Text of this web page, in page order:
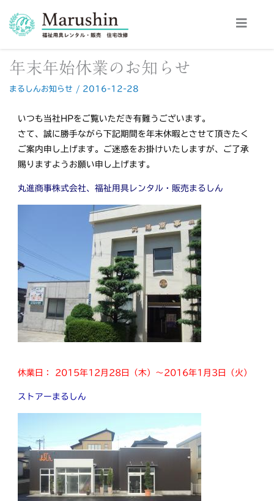
年末年始休業のお知らせ
まるしんお知らせ / 2016-12-28
いつも当社HPをご覧いただき有難うございます。
さて、誠に勝手ながら下記期間を年末休暇とさせて頂きたく
ご案内申し上げます。ご迷惑をお掛けいたしますが、ご了承
賜りますようお願い申し上げます。
丸進商事株式会社、福祉用具レンタル・販売まるしん
休業日： 2015年12月28日（木）～2016年1月3日（火）
ストアーまるしん